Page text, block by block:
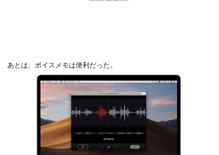
あとは、ボイスメモは便利だった。
半導体不足
廉価版MacBook
新Siri
新型 ドローン 新型AirTag
日銀
為替
為替情報 生成AI 最新 経済指標
検索